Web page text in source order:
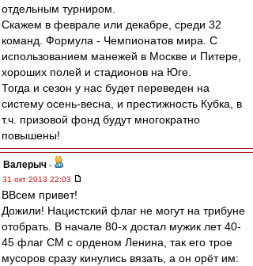
отдельным турниром.
Скажем в феврале или декабре, среди 32
команд. Формула - Чемпионатов мира. С
использованием манежей в Москве и Питере,
хороших полей и стадионов на Юге.
Тогда и сезон у нас будет переведен на
систему осень-весна, и престижность Кубка, в
т.ч. призовой фонд будут многократно
повышены!
Валерыч -
31 окт 2013 22:03
ВВсем привет!
Дожили! Нацистский флаг не могут на трибуне
отобрать. В начале 80-х достал мужик лет 40-
45 флаг СМ с орденом Ленина, так его трое
мусоров сразу кинулись вязать, а он орёт им: